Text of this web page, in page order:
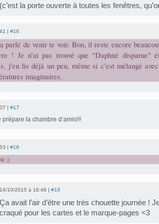
(c’est la porte ouverte à toutes les fenêtres,
| #16
parlé de venir te voir. Bon, il reste encore
! Je n'ai pas trouvé que "Daphné disparue"
j'en lis déjà un peu, même si c'est mélangé
imaginaires.
| #17
prépare la chambre d’amis!!!
| #18
;)
14/10/2015 à 16:48 | #19
Ça avait l’air d’être une très chouette journée !
craqué pour les cartes et le marque-pages <3